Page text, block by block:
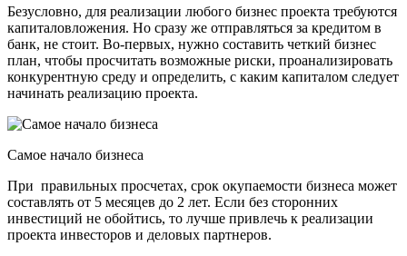
Безусловно, для реализации любого бизнес проекта требуются
капиталовложения. Но сразу же отправляться за кредитом в
банк, не стоит. Во-первых, нужно составить четкий бизнес
план, чтобы просчитать возможные риски, проанализировать
конкурентную среду и определить, с каким капиталом следует
начинать реализацию проекта.
Самое начало бизнеса
При правильных просчетах, срок окупаемости бизнеса может
составлять от 5 месяцев до 2 лет. Если без сторонних
инвестиций не обойтись, то лучше привлечь к реализации
проекта инвесторов и деловых партнеров.